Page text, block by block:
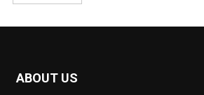
ABOUT US